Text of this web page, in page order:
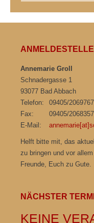
Annemarie Groll
Schnadergasse 1
93077 Bad Abbach
Telefon:
09405/2069767
Fax:
09405/2068357
E-Mail:
Helft bitte mit, das
zu bringen und vor
Freunde, Euch zu Gute.
NÄCHSTER
KEINE